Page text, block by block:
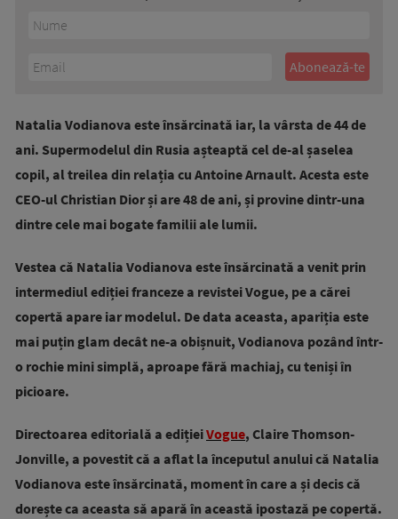
Natalia Vodianova este însărcinată iar, la vârsta de 44 de
ani. Supermodelul din Rusia așteaptă cel de-al șaselea
copil, al treilea din relația cu Antoine Arnault. Acesta este
CEO-ul Christian Dior și are 48 de ani, și provine dintr-una
dintre cele mai bogate familii ale lumii.
Vestea că Natalia Vodianova este însărcinată a venit prin
intermediul ediției franceze a revistei Vogue, pe a cărei
copertă apare iar modelul. De data aceasta, apariția este
mai puțin glam decât ne-a obișnuit, Vodianova pozând într-
o rochie mini simplă, aproape fără machiaj, cu teniși în
picioare.
Directoarea editorială a edițieiVogue, Claire Thomson-
Jonville, a povestit că a aflat la începutul anului că Natalia
Vodianova este însărcinată, moment în care a și decis că
dorește ca aceasta să apară în această ipostază pe copertă.